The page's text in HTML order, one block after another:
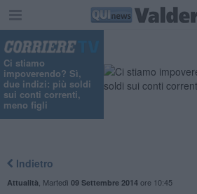
Ci stiamo
impoverendo? Sì,
due indizi: più soldi
sui conti correnti,
meno figli
Indietro
Attualità Martedì 09 Settembre 2014ore 10:45